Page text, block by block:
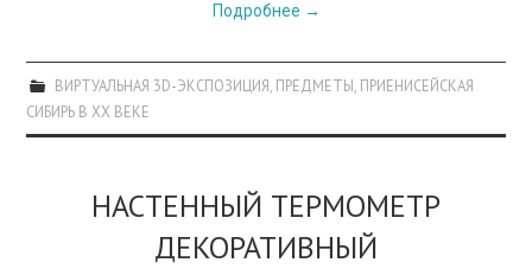
Подробнее →
ВИРТУАЛЬНАЯ 3D-ЭКСПОЗИЦИЯ, ПРЕДМЕТЫ, ПРИЕНИСЕЙСКАЯ
СИБИРЬ В XX ВЕКЕ
НАСТЕННЫЙ ТЕРМОМЕТР
ДЕКОРАТИВНЫЙ